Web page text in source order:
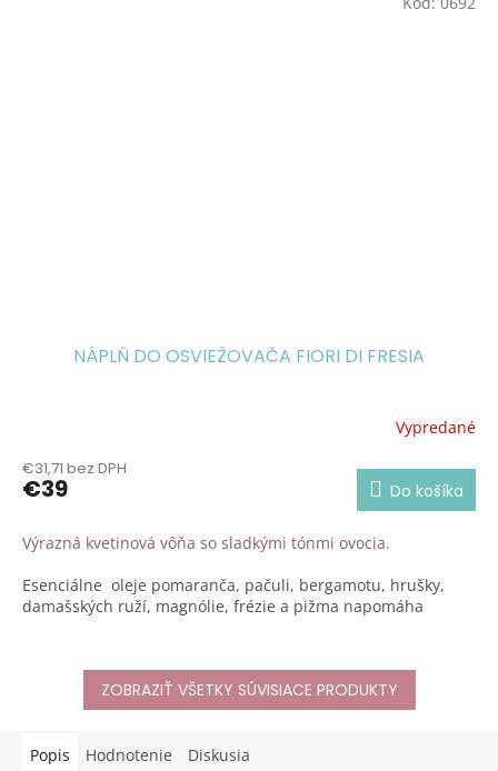
NÁPLŇ DO OSVIEŽOVAČA FIORI DI FRESIA
Vypredané
€31,71 bez DPH
€39 Do košíka
Výrazná kvetinová vôňa so sladkými tónmi ovocia.
Esenciálne oleje pomaranča, pačuli, bergamotu, hrušky,
damašských ruží, magnólie, frézie a pižma napomáha
Balenie: 500 ml
ZOBRAZIŤ VŠETKY SÚVISIACE PRODUKTY
Popis Hodnotenie Diskusia